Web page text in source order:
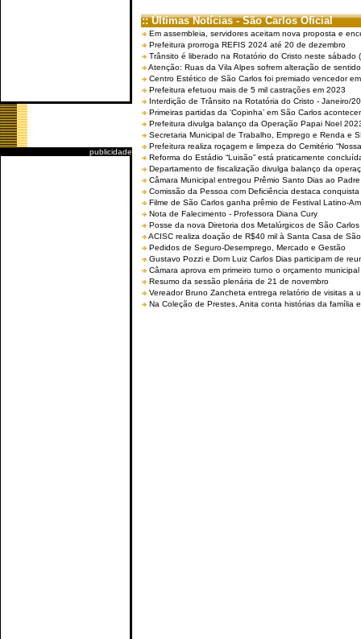
publicidade
:: Últimas Notícias - São Carlos Oficial
Em assembleia, servidores aceitam nova proposta e
Prefeitura prorroga REFIS 2024 até 20 de dezembro
Trânsito é liberado na Rotatório do Cristo neste sábado
Atenção: Ruas da Vila Alpes sofrem alteração de
Centro Estético de São Carlos foi premiado vencedor
Prefeitura efetuou mais de 5 mil castrações em 2023
Interdição de Trânsito na Rotatória do Cristo - Janeiro/
Primeiras partidas da ‘Copinha’ em São Carlos
Prefeitura divulga balanço da Operação Papai Noel
Secretaria Municipal de Trabalho, Emprego e Renda e
Prefeitura realiza roçagem e limpeza do Cemitério
Reforma do Estádio “Luisão” está praticamente
Departamento de fiscalização divulga balanço da
Câmara Municipal entregou Prêmio Santo Dias ao
Comissão da Pessoa com Deficiência destaca
Filme de São Carlos ganha prêmio de Festival Latino-
Nota de Falecimento - Professora Diana Cury
Posse da nova Diretoria dos Metalúrgicos de São
ACISC realiza doação de R$40 mil à Santa Casa de
Pedidos de Seguro-Desemprego, Mercado e Gestão
Gustavo Pozzi e Dom Luiz Carlos Dias participam de
Câmara aprova em primeiro turno o orçamento
Resumo da sessão plenária de 21 de novembro
Vereador Bruno Zancheta entrega relatório de visitas a
Na Coleção de Prestes, Anita conta histórias da família